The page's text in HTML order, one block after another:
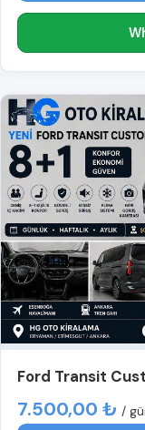
Ford Transit
7.500,00 ₺ /